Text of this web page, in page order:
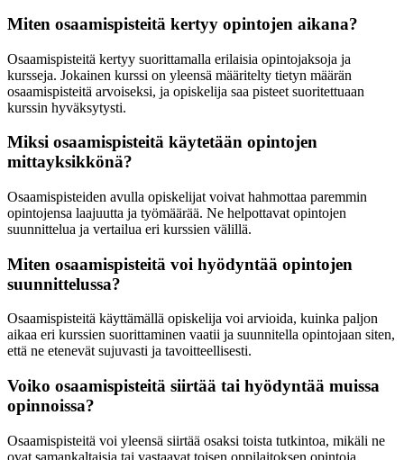
Miten osaamispisteitä kertyy opintojen aikana?
Osaamispisteitä kertyy suorittamalla erilaisia opintojaksoja ja
kursseja. Jokainen kurssi on yleensä määritelty tietyn määrän
osaamispisteitä arvoiseksi, ja opiskelija saa pisteet suoritettuaan
kurssin hyväksytysti.
Miksi osaamispisteitä käytetään opintojen
mittayksikkönä?
Osaamispisteiden avulla opiskelijat voivat hahmottaa paremmin
opintojensa laajuutta ja työmäärää. Ne helpottavat opintojen
suunnittelua ja vertailua eri kurssien välillä.
Miten osaamispisteitä voi hyödyntää opintojen
suunnittelussa?
Osaamispisteitä käyttämällä opiskelija voi arvioida, kuinka paljon
aikaa eri kurssien suorittaminen vaatii ja suunnitella opintojaan siten,
että ne etenevät sujuvasti ja tavoitteellisesti.
Voiko osaamispisteitä siirtää tai hyödyntää muissa
opinnoissa?
Osaamispisteitä voi yleensä siirtää osaksi toista tutkintoa, mikäli ne
ovat samankaltaisia tai vastaavat toisen oppilaitoksen opintoja.